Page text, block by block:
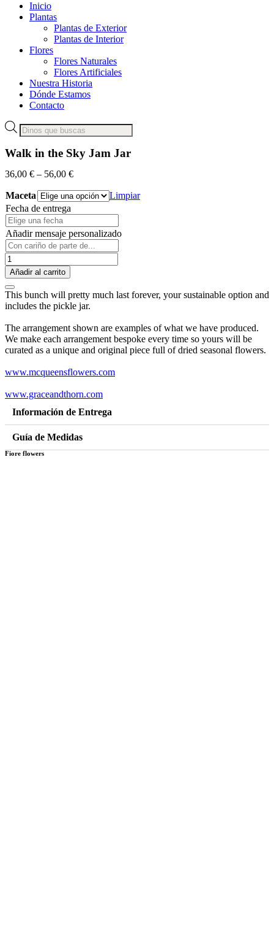
Inicio
Plantas
Plantas de Exterior
Plantas de Interior
Flores
Flores Naturales
Flores Artificiales
Nuestra Historia
Dónde Estamos
Contacto
Búsqueda
de
productos
Walk in the Sky Jam Jar
36,00 € – 56,00 €
Maceta
Limpiar
Fecha de entrega
Añadir mensaje personalizado
Walk
in
the
Sky
Jam
Jar
cantidad
Añadir al carrito
This bunch will pretty much last forever, your sustainable option and
includes the pickle jar.
The arrangement shown are examples of what we have produced.
We make each arrangement bespoke every time so yours will be
curated as a unique and original piece full of dried seasonal flowers.
www.mcqueensflowers.com
www.graceandthorn.com
Información de Entrega
Guía de Medidas
Fiore flowers